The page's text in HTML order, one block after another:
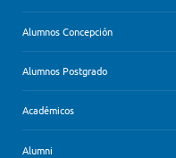
Alumnos Concepción
Alumnos Postgrado
Académicos
Alumni